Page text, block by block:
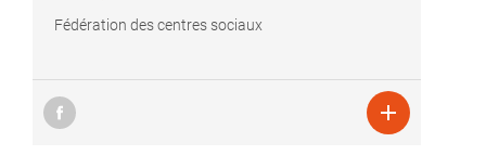
Fédération des centres sociaux
